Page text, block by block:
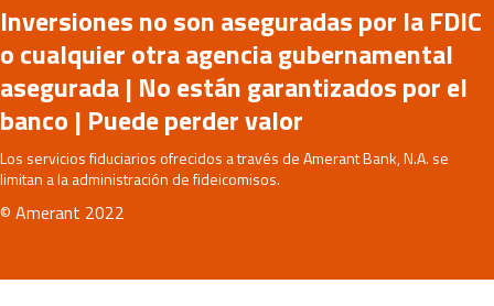
Inversiones no son aseguradas por la FDIC
o cualquier otra agencia gubernamental
asegurada | No están garantizados por el
banco | Puede perder valor
Los servicios fiduciarios ofrecidos a través de Amerant Bank, N.A. se
limitan a la administración de fideicomisos.
© Amerant 2022